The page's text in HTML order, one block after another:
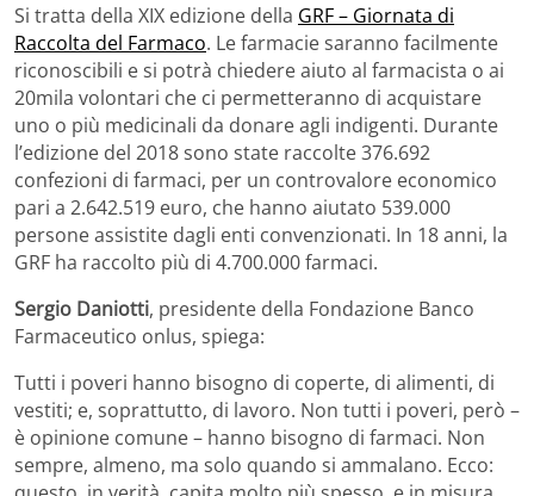
Si tratta della XIX edizione della GRF – Giornata di
Raccolta del Farmaco. Le farmacie saranno facilmente
riconoscibili e si potrà chiedere aiuto al farmacista o ai
20mila volontari che ci permetteranno di acquistare
uno o più medicinali da donare agli indigenti. Durante
l’edizione del 2018 sono state raccolte 376.692
confezioni di farmaci, per un controvalore economico
pari a 2.642.519 euro, che hanno aiutato 539.000
persone assistite dagli enti convenzionati. In 18 anni, la
GRF ha raccolto più di 4.700.000 farmaci.
Sergio Daniotti, presidente della Fondazione Banco
Farmaceutico onlus, spiega:
Tutti i poveri hanno bisogno di coperte, di alimenti, di
vestiti; e, soprattutto, di lavoro. Non tutti i poveri, però –
è opinione comune – hanno bisogno di farmaci. Non
sempre, almeno, ma solo quando si ammalano. Ecco: